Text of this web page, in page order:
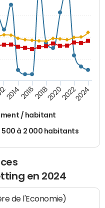
/ habitant
500 à 2 000 habitants
201420162018202020222024
en 2024
de l'Economie)